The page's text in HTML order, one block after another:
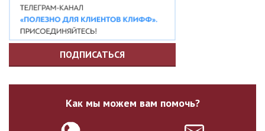
ПОДПИСАТЬСЯ
Как мы можем вам помочь?